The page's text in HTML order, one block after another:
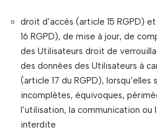
droit d’accès (article 15 RGPD)
16 RGPD), de mise à jour, de
des Utilisateurs droit de
des données des Utilisateurs à
(article 17 du RGPD), lorsqu’elles
incomplètes, équivoques,
l’utilisation, la communication ou
interdite